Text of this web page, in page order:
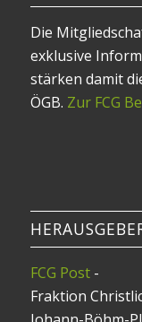
Die
exklusive
stärken damit
ÖGB. Zur FCG
FCG Post-
Fraktion